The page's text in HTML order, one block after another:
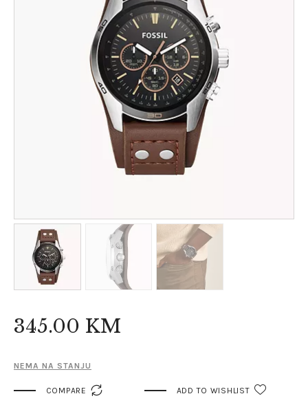
SREBRNI NAKIT
ZLATNI NAKIT
345.00 KM
NEMA NA STANJU
COMPARE  ADD TO WISHLIST